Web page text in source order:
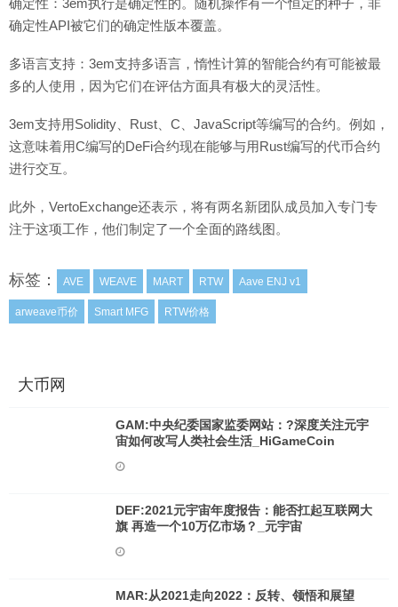
确定性：3em执行是确定性的。随机操作有一个恒定的种子，非
确定性API被它们的确定性版本覆盖。
多语言支持：3em支持多语言，惰性计算的智能合约有可能被最
多的人使用，因为它们在评估方面具有极大的灵活性。
3em支持用Solidity、Rust、C、JavaScript等编写的合约。例如，
这意味着用C编写的DeFi合约现在能够与用Rust编写的代币合约
进行交互。
此外，VertoExchange还表示，将有两名新团队成员加入专门专
注于这项工作，他们制定了一个全面的路线图。
标签： AVE WEAVE MART RTW Aave ENJ v1
arweave币价 Smart MFG RTW价格
大币网
GAM:中央纪委国家监委网站：?深度关注元宇
宙如何改写人类社会生活_HiGameCoin
DEF:2021元宇宙年度报告：能否扛起互联网大
旗 再造一个10万亿市场？_元宇宙
MAR:从2021走向2022：反转、领悟和展望